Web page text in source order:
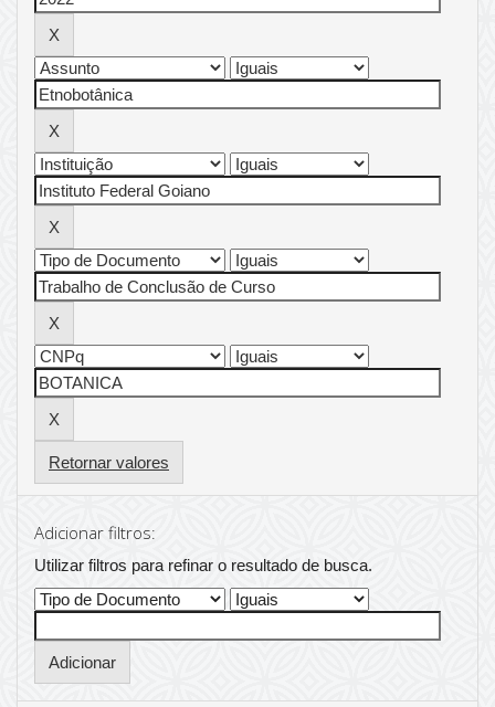
Retornar valores
Adicionar filtros:
Utilizar filtros para refinar o resultado de busca.